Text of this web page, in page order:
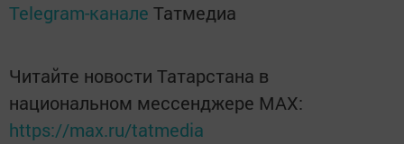
Telegram-канале Татмедиа
Читайте новости Татарстана в
национальном мессенджере MАХ:
https://max.ru/tatmedia